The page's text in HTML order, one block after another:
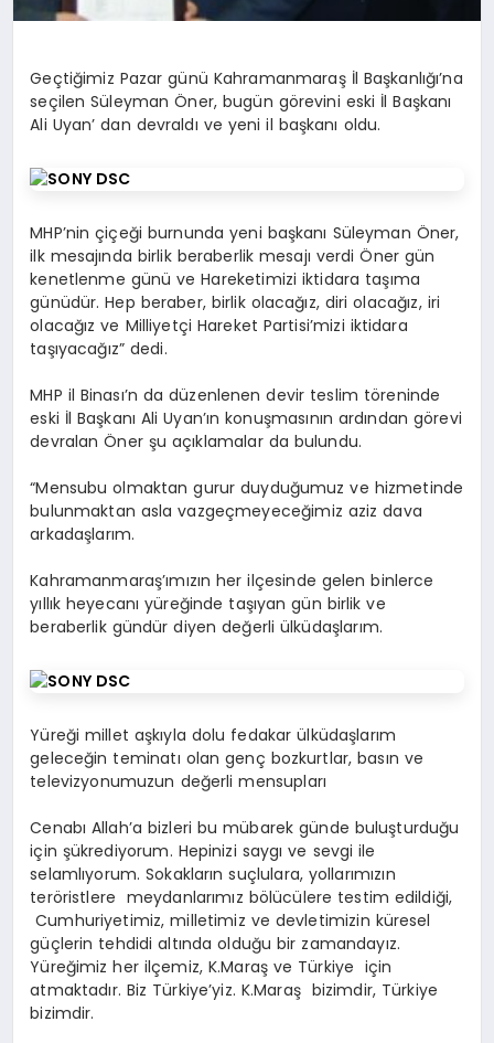
Geçtiğimiz Pazar günü Kahramanmaraş İl Başkanlığı’na
seçilen Süleyman Öner, bugün görevini eski İl Başkanı
Ali Uyan’ dan devraldı ve yeni il başkanı oldu.
MHP’nin çiçeği burnunda yeni başkanı Süleyman Öner,
ilk mesajında birlik beraberlik mesajı verdi Öner gün
kenetlenme günü ve Hareketimizi iktidara taşıma
günüdür. Hep beraber, birlik olacağız, diri olacağız, iri
olacağız ve Milliyetçi Hareket Partisi’mizi iktidara
taşıyacağız” dedi.
MHP il Binası’n da düzenlenen devir teslim töreninde
eski İl Başkanı Ali Uyan’ın konuşmasının ardından görevi
devralan Öner şu açıklamalar da bulundu.
“Mensubu olmaktan gurur duyduğumuz ve hizmetinde
bulunmaktan asla vazgeçmeyeceğimiz aziz dava
arkadaşlarım.
Kahramanmaraş’ımızın her ilçesinde gelen binlerce
yıllık heyecanı yüreğinde taşıyan gün birlik ve
beraberlik gündür diyen değerli ülküdaşlarım.
Yüreği millet aşkıyla dolu fedakar ülküdaşlarım
geleceğin teminatı olan genç bozkurtlar, basın ve
televizyonumuzun değerli mensupları
Cenabı Allah’a bizleri bu mübarek günde buluşturduğu
için şükrediyorum. Hepinizi saygı ve sevgi ile
selamlıyorum. Sokakların suçlulara, yollarımızın
teröristlere meydanlarımız bölücülere testim edildiği,
Cumhuriyetimiz, milletimiz ve devletimizin küresel
güçlerin tehdidi altında olduğu bir zamandayız.
Yüreğimiz her ilçemiz, K.Maraş ve Türkiye için
atmaktadır. Biz Türkiye’yiz. K.Maraş bizimdir, Türkiye
bizimdir.